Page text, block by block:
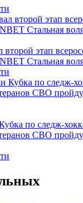
второй этап
Стальная
по следж-
СВО